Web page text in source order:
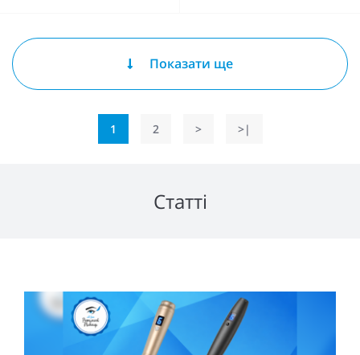
Показати ще
1 2 > >|
Статті